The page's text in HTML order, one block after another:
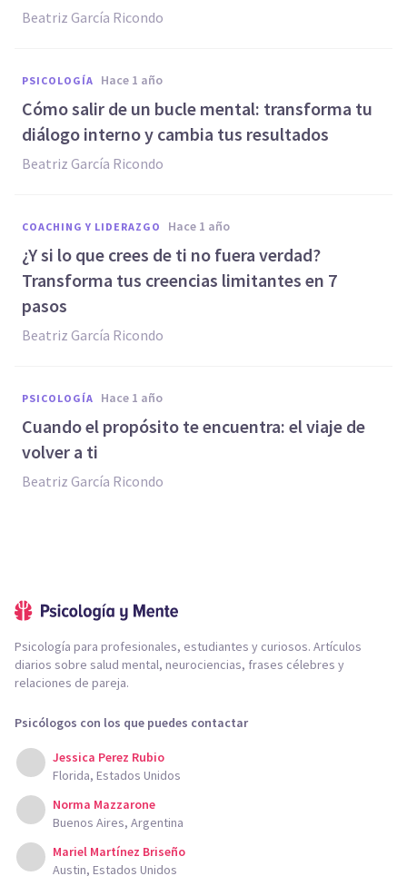
Beatriz García Ricondo
PSICOLOGÍA hace 1 año
Cómo salir de un bucle mental: transforma tu
diálogo interno y cambia tus resultados
Beatriz García Ricondo
COACHING Y LIDERAZGO hace 1 año
¿Y si lo que crees de ti no fuera verdad?
Transforma tus creencias limitantes en 7
pasos
Beatriz García Ricondo
PSICOLOGÍA hace 1 año
Cuando el propósito te encuentra: el viaje de
volver a ti
Beatriz García Ricondo
Psicología para profesionales, estudiantes y curiosos. Artículos
diarios sobre salud mental, neurociencias, frases célebres y
relaciones de pareja.
Psicólogos con los que puedes contactar
Jessica Perez Rubio
Florida, Estados Unidos
Norma Mazzarone
Buenos Aires, Argentina
Mariel Martínez Briseño
Austin, Estados Unidos